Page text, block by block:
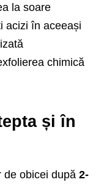
la soare
acizi în aceeași
chimică
și în
de obicei după 2-